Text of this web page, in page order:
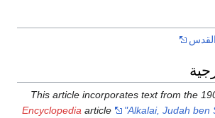
القدس
This article incorporates text from the
Encyclopedia article "Alkalai, Judah ben